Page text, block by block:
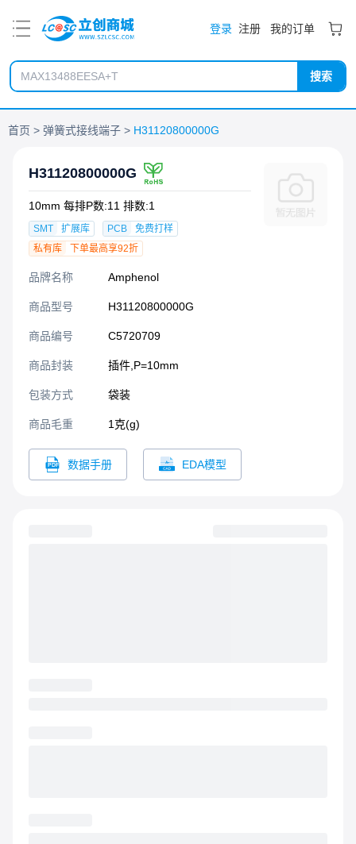
登录 注册 我的订单
搜索
首页 弹簧式接线端子 H31120800000G
H31120800000G
10mm 每排P数:11 排数:1
SMT 扩展库 PCB
免费打样
私有库
下单最高享92折
品牌名称 Amphenol
商品型号 H31120800000G
商品编号 C5720709
商品封装 插件,P=10mm​
包装方式 袋装
商品毛重 1克(g)
数据手册 EDA模型